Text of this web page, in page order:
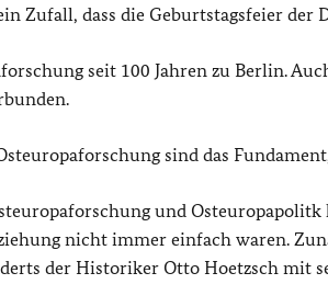
Zufall, dass die Geburtstagsfeier der
seit 100 Jahren zu Berlin.
sind das
und
nicht immer einfach waren.
der Historiker Otto Hoetzsch mit